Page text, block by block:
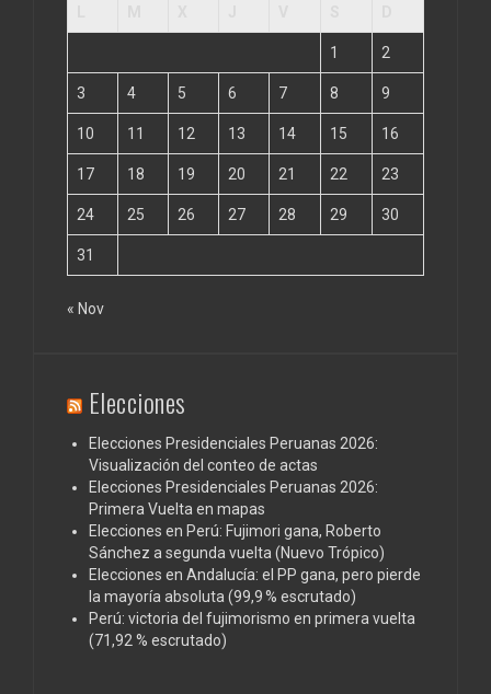
1 2
3 4 5 6 7 8 9
10 11 12 13 14 15 16
17 18 19 20 21 22 23
24 25 26 27 28 29 30
31
« Nov
Elecciones
Elecciones Presidenciales Peruanas 2026:
Visualización del conteo de actas
Elecciones Presidenciales Peruanas 2026:
Primera Vuelta en mapas
Elecciones en Perú: Fujimori gana, Roberto
Sánchez a segunda vuelta (Nuevo Trópico)
Elecciones en Andalucía: el PP gana, pero pierde
la mayoría absoluta (99,9 % escrutado)
Perú: victoria del fujimorismo en primera vuelta
(71,92 % escrutado)